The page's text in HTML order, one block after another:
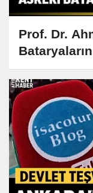
Prof. Dr.